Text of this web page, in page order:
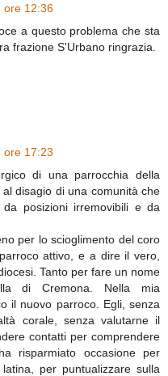
ore 12:36
a questo problema che sta
frazione S'Urbano ringrazia.
ore 17:23
di una parrocchia della
disagio di una comunità che
posizioni irremovibili e da
per lo scioglimento del coro
attivo, e a dire il vero,
Tanto per fare un nome
di Cremona. Nella mia
il nuovo parroco. Egli, senza
corale, senza valutarne il
contatti per comprendere
risparmiato occasione per
per puntualizzare sulla